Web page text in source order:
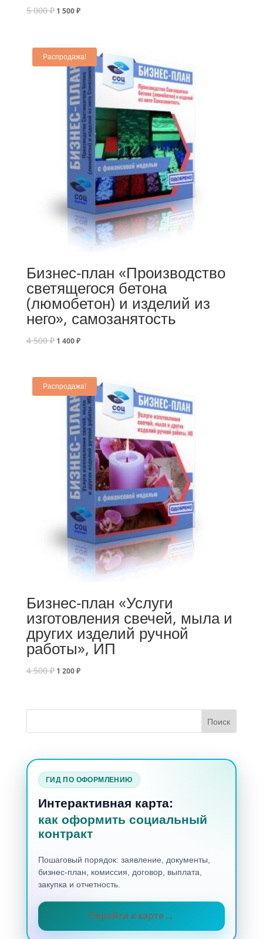
5 000₽ 1 500₽
Распродажа!
Бизнес-план «Производство
светящегося бетона
(люмобетон) и изделий из
него», самозанятость
4 500₽ 1 400₽
Распродажа!
Бизнес-план «Услуги
изготовления свечей, мыла и
других изделий ручной
работы», ИП
4 500₽ 1 200₽
ГИД ПО ОФОРМЛЕНИЮ
Интерактивная карта:
как оформить социальный
контракт
Пошаговый порядок: заявление, документы,
бизнес-план, комиссия, договор, выплата,
закупка и отчетность.
Перейти к карте